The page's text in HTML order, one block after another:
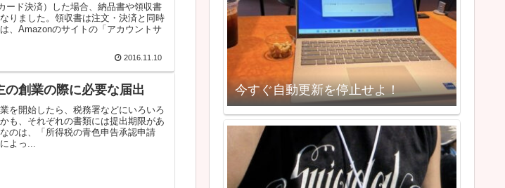
ード決済）した場合、納品書や領収書
りました。領収書は注文・決済と同時
、Amazonのサイトの「アカウントサ
2016.11.10
の創業の際に必要な届出
を開始したら、税務署などにいろいろ
も、それぞれの書類には提出期限があ
のは、「所得税の青色申告承認申請
よっ...
今すぐ自動更新を停止せよ！